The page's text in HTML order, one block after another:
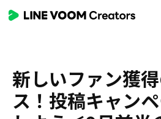
To
新しいファン獲
ス！投稿キャン